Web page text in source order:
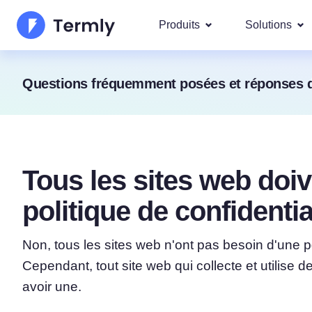
Produits
Générateur de CGU
Générateur de clause de
Générateur de politique
Solutions
Les
Nos
Nous
régions
À propos de nous
Actualités et
Feuille de route des
Nouveautés Termly
Questions fréquemment posées et réponses
Tous les sites web
politique de
Non, tous les sites web n'ont pas besoin d'une
Cependant, tout site web qui collecte et utilise
avoir une.